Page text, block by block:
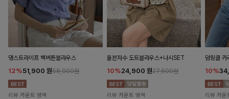
댕스트라이프 백버튼블라우스
12%51,900 원58,900원
리뷰 카운트 영역
율븐자수 도트블라우스+나시SET
10%24,900 원27,600원
리뷰 카운트 영역
덤링클 카
10%
리뷰 카운